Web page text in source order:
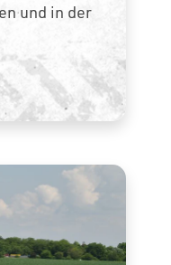
und in der